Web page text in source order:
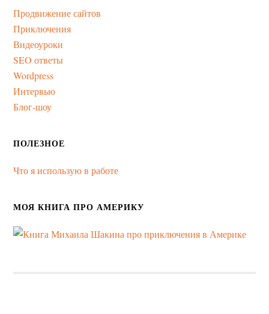
Продвижение сайтов
Приключения
Видеоуроки
SEO ответы
Wordpress
Интервью
Блог-шоу
ПОЛЕЗНОЕ
Что я использую в работе
МОЯ КНИГА ПРО АМЕРИКУ